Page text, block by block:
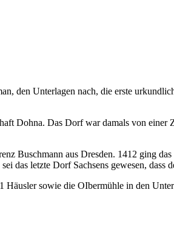
den Unterlagen nach, die erste
Dohna. Das Dorf war damals von einer
Buschmann aus Dresden. 1412 ging
das letzte Dorf Sachsens gewesen, dass
sowie die OIbermühle in den